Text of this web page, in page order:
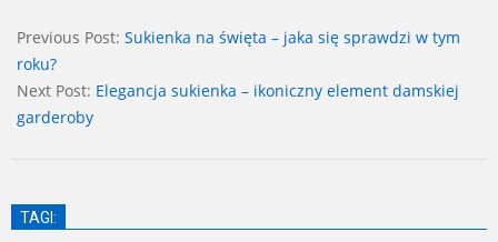
11-
08
Previous Post: Sukienka na święta – jaka się sprawdzi w tym
roku?
Next Post: Elegancja sukienka – ikoniczny element damskiej
garderoby
TAGI: